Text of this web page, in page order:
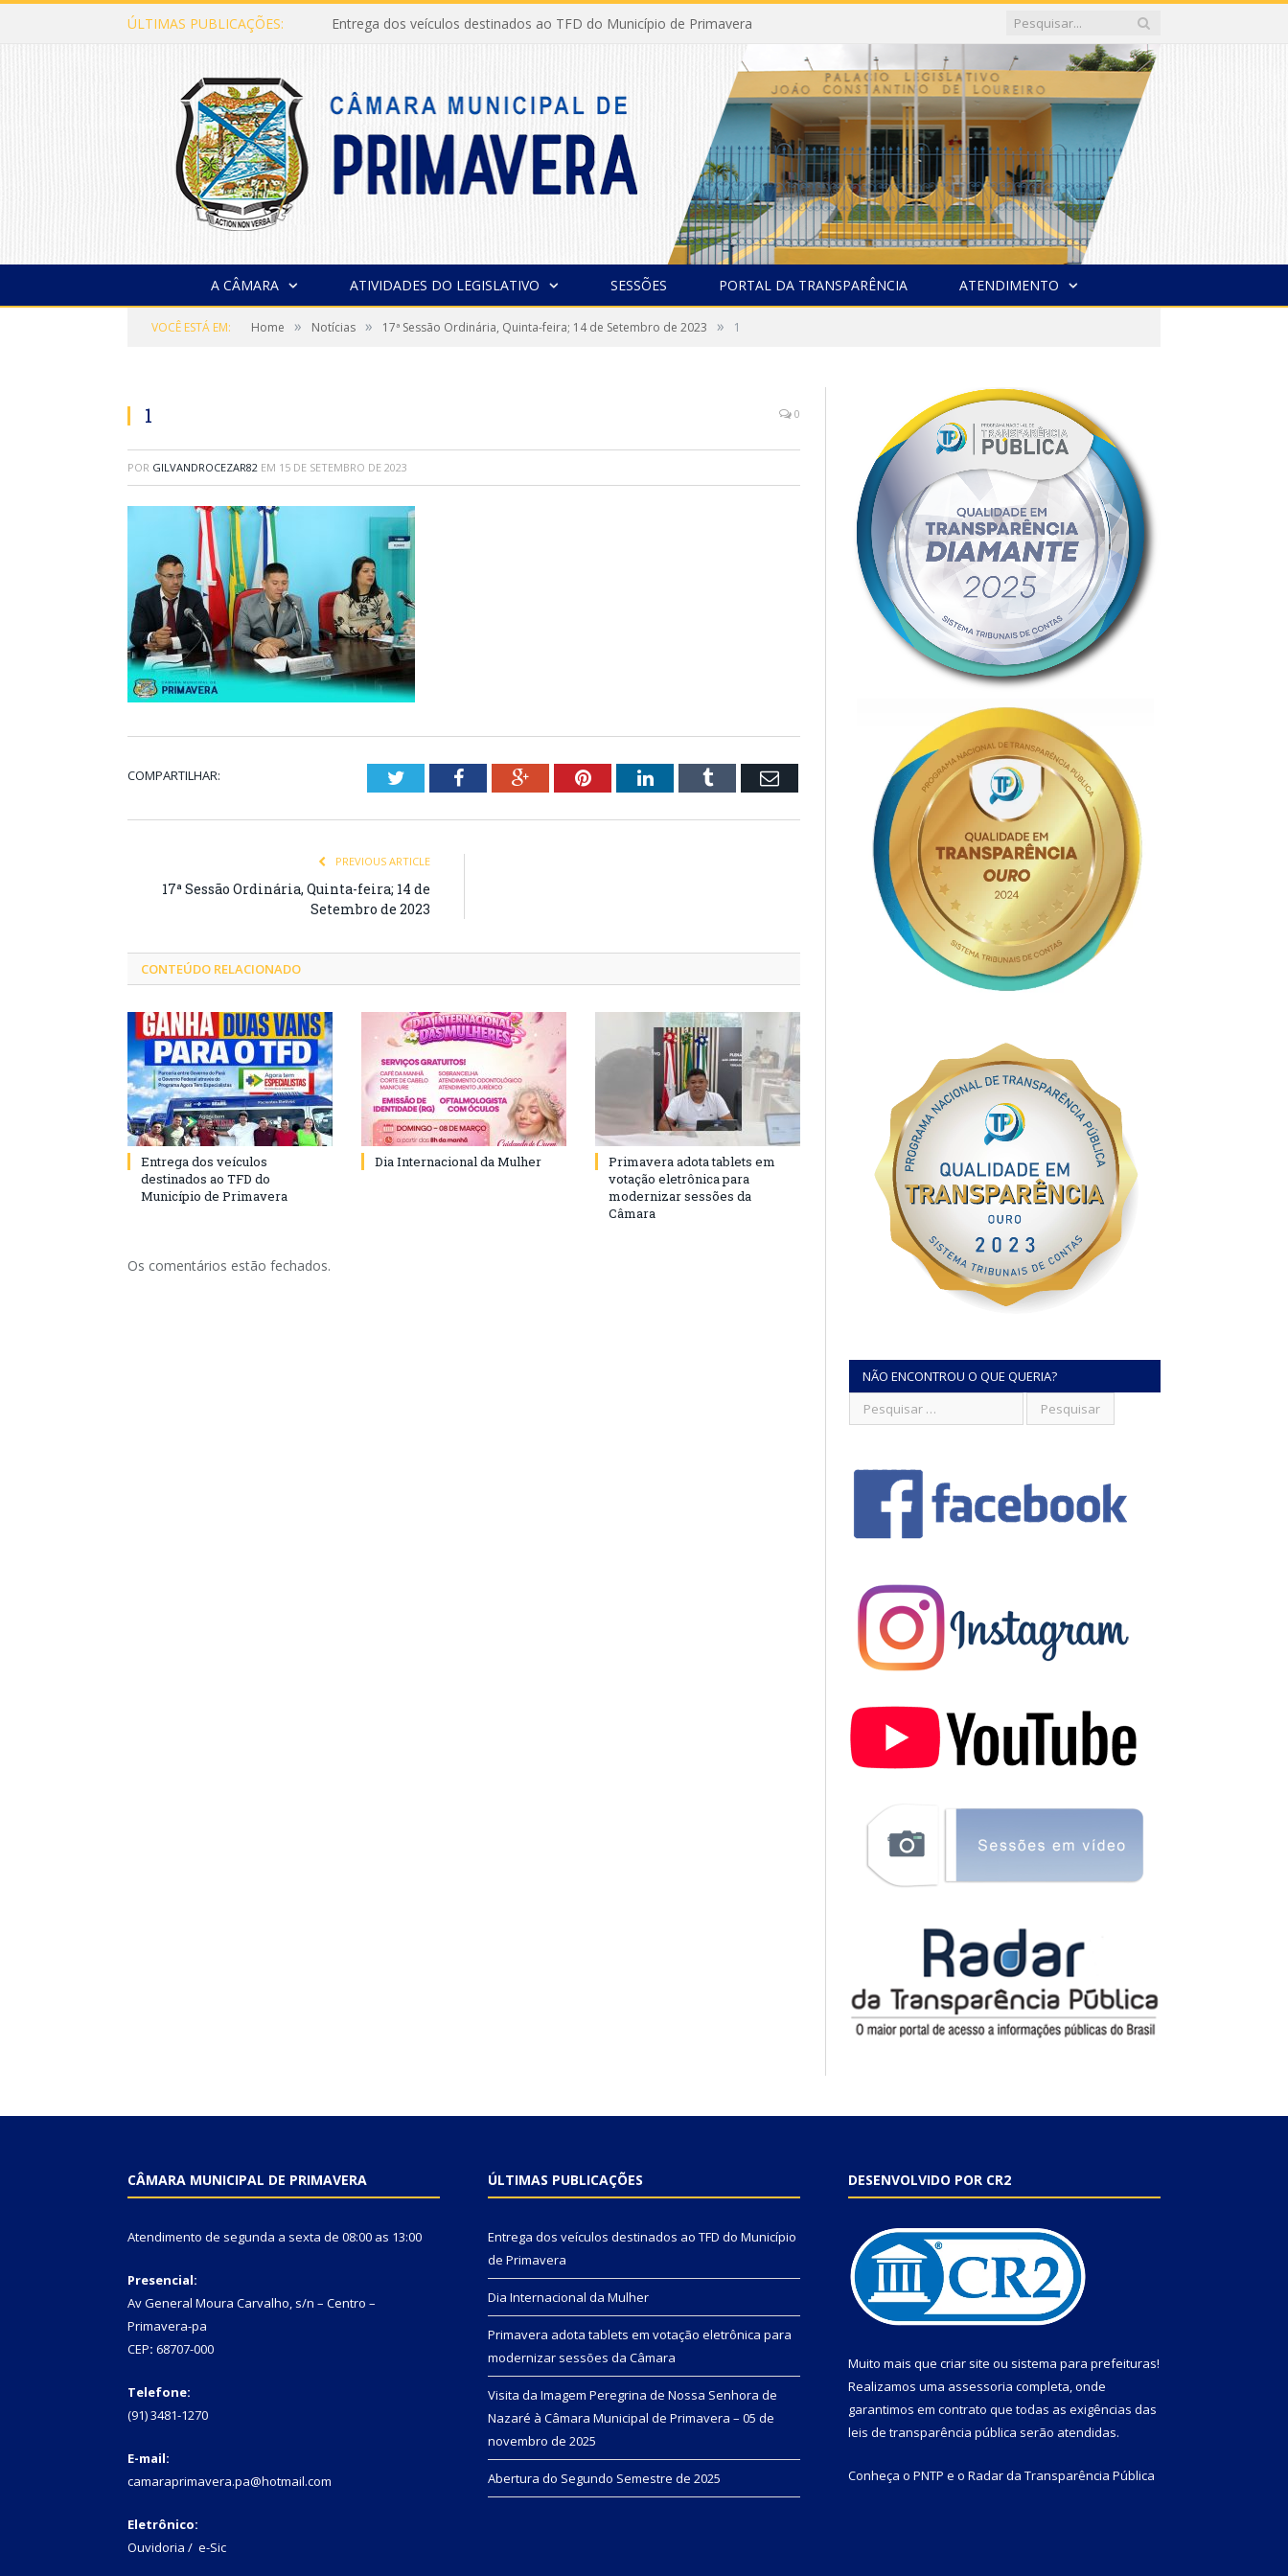
ÚLTIMAS PUBLICAÇÕES: Entrega dos veículos destinados ao TFD do Município de Primavera
A CÂMARA ATIVIDADES DO LEGISLATIVO SESSÕES PORTAL DA TRANSPARÊNCIA ATENDIMENTO
VOCÊ ESTÁ EM: Home » Notícias » 17ª Sessão Ordinária, Quinta-feira; 14 de Setembro de 2023 » 1
1 0
POR GILVANDROCEZAR82 EM 15 DE SETEMBRO DE 2023
COMPARTILHAR: TwitterFacebookGoogle+PinterestLinkedInTumblr Email
PREVIOUS ARTICLE
17ª Sessão Ordinária, Quinta-feira; 14 de
Setembro de 2023
CONTEÚDO RELACIONADO
Entrega dos veículos
destinados ao TFD do
Município de Primavera
Dia Internacional da Mulher
Primavera adota tablets em
votação eletrônica para
modernizar sessões da
Câmara
Os comentários estão fechados.
NÃO ENCONTROU O QUE QUERIA?
CÂMARA MUNICIPAL DE PRIMAVERA
Atendimento de segunda a sexta de 08:00 as 13:00
Presencial:
Av General Moura Carvalho, s/n – Centro –
Primavera-pa
CEP: 68707-000
Telefone:
(91) 3481-1270
E-mail:
camaraprimavera.pa@hotmail.com
Eletrônico:
Ouvidoria / e-Sic
ÚLTIMAS PUBLICAÇÕES
Entrega dos veículos destinados ao TFD do Município
de Primavera
Dia Internacional da Mulher
Primavera adota tablets em votação eletrônica para
modernizar sessões da Câmara
Visita da Imagem Peregrina de Nossa Senhora de
Nazaré à Câmara Municipal de Primavera – 05 de
novembro de 2025
Abertura do Segundo Semestre de 2025
DESENVOLVIDO POR CR2
Muito mais que criar site ou sistema para prefeituras!
Realizamos uma assessoria completa, onde
garantimos em contrato que todas as exigências das
leis de transparência pública serão atendidas.
Conheça o PNTP e o Radar da Transparência Pública